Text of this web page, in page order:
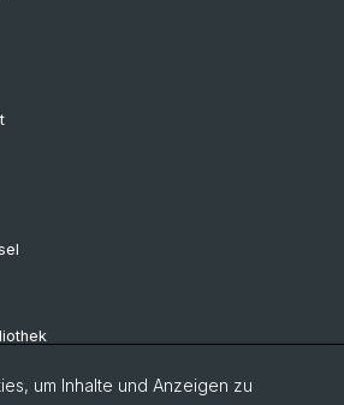
um Inhalte und Anzeigen zu